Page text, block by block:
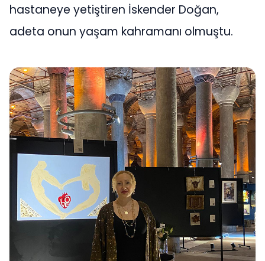
hastaneye yetiştiren İskender Doğan,
adeta onun yaşam kahramanı olmuştu.